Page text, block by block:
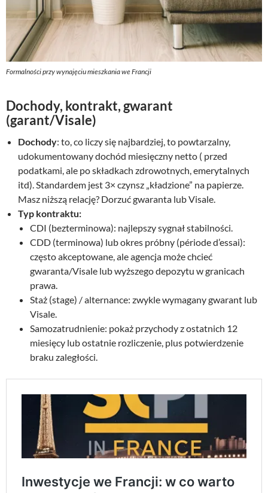
Formalności przy wynajęciu mieszkania we Francji
Dochody, kontrakt, gwarant
(garant/Visale)
Dochody: to, co liczy się najbardziej, to powtarzalny,
udokumentowany dochód miesięczny netto ( przed
podatkami, ale po składkach zdrowotnych, emerytalnych
itd). Standardem jest 3× czynsz „kładzione” na papierze.
Masz niższą relację? Dorzuć gwaranta lub Visale.
Typ kontraktu:
CDI (bezterminowa): najlepszy sygnał stabilności.
CDD (terminowa) lub okres próbny (période d’essai):
często akceptowane, ale agencja może chcieć
gwaranta/Visale lub wyższego depozytu w granicach
prawa.
Staż (stage) / alternance: zwykle wymagany gwarant lub
Visale.
Samozatrudnienie: pokaż przychody z ostatnich 12
miesięcy lub ostatnie rozliczenie, plus potwierdzenie
braku zaległości.